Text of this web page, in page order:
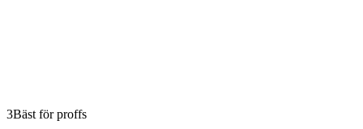
3Bäst för proffs